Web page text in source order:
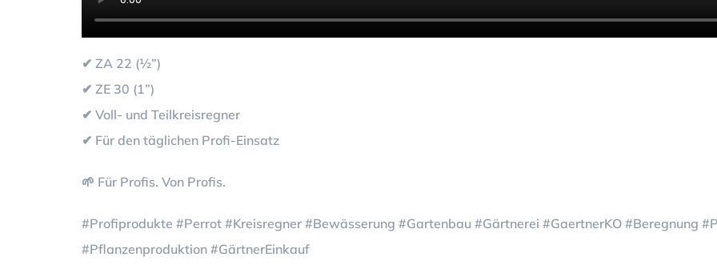
✔ ZA 22 (½”)
✔ ZE 30 (1”)
✔ Voll- und Teilkreisregner
✔ Für den täglichen Profi-Einsatz
🌱 Für Profis. Von Profis.
#Profiprodukte #Perrot #Kreisregner #Bewässerung #Gartenbau #Gärtnerei #GaertnerKO #Beregnung
#Pflanzenproduktion #GärtnerEinkauf